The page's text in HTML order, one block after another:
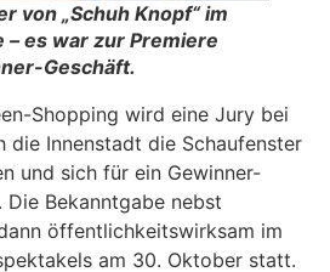
von „Schuh Knopf“ im
– es war zur Premiere
Geschäft.
Shopping wird eine Jury bei
die Innenstadt die Schaufenster
und sich für ein Gewinner-
Bekanntgabe nebst
öffentlichkeitswirksam im
am 30. Oktober statt.